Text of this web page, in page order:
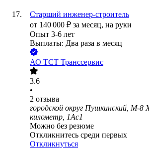
Старший инженер-строитель
от 140 000 ₽ за месяц, на руки
Опыт 3-6 лет
Выплаты: Два раза в месяц
АО ТСТ Транссервис
3.6
•
2 отзыва
городской округ Пушкинский, М-8
километр, 1Ас1
Можно без резюме
Откликнитесь среди первых
Откликнуться